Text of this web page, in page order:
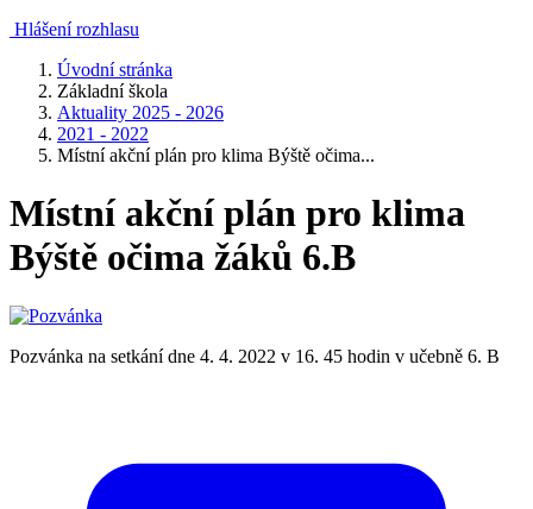
Hlášení rozhlasu
Úvodní stránka
Základní škola
Aktuality 2025 - 2026
2021 - 2022
Místní akční plán pro klima Býště očima...
Místní akční plán pro klima
Býště očima žáků 6.B
Pozvánka na setkání dne 4. 4. 2022 v 16. 45 hodin v učebně 6. B